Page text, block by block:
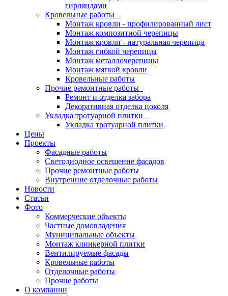
гирляндами
Кровельные работы
Монтаж кровли - профилированный лист
Монтаж композитной черепицы
Монтаж кровли - натуральная черепица
Монтаж гибкой черепицы
Монтаж металлочерепицы
Монтаж мягкой кровли
Кровельные работы
Прочие ремонтные работы
Ремонт и отделка забора
Декоративная отделка цоколя
Укладка тротуарной плитки
Укладка тротуарной плитки
Цены
Проекты
Фасадные работы
Светодиодное освещение фасадов
Прочие ремонтные работы
Внутренние отделочные работы
Новости
Статьи
Фото
Коммерческие объекты
Частные домовладения
Муниципальные объекты
Монтаж клинкерной плитки
Вентилируемые фасады
Кровельные работы
Отделочные работы
Прочие работы
О компании